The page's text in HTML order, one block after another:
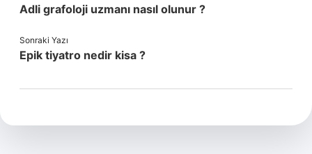
Adli grafoloji uzmanı nasıl olunur ?
Sonraki Yazı
Epik tiyatro nedir kisa ?